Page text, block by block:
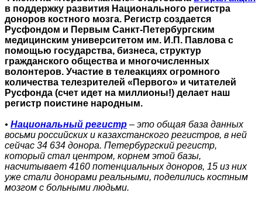
в поддержку развития Национального регистра
доноров костного мозга. Регистр создается
Русфондом и Первым Санкт-Петербургским
медицинским университетом им. И.П. Павлова с
помощью государства, бизнеса, структур
гражданского общества и многочисленных
волонтеров. Участие в телеакциях огромного
количества телезрителей «Первого» и читателей
Русфонда (счет идет на миллионы!) делает наш
регистр поистине народным.
• Национальный регистр – это общая база данных
восьми российских и казахстанского регистров, в ней
сейчас 34 634 донора. Петербургский регистр,
который стал центром, корнем этой базы,
насчитывает 4160 потенциальных доноров, 15 из них
уже стали донорами реальными, поделились костным
мозгом с больными людьми.